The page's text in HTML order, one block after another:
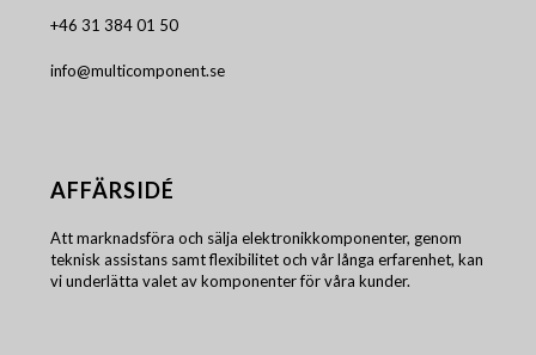
+46 31 384 01 50
info@multicomponent.se
AFFÄRSIDÉ
Att marknadsföra och sälja elektronikkomponenter, genom
teknisk assistans samt flexibilitet och vår långa erfarenhet, kan
vi underlätta valet av komponenter för våra kunder.